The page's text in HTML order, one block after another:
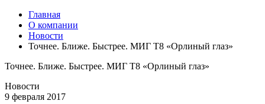
Главная
О компании
Новости
Точнее. Ближе. Быстрее. МИГ Т8 «Орлиный глаз»
Точнее. Ближе. Быстрее. МИГ Т8 «Орлиный глаз»
Новости
9 февраля 2017